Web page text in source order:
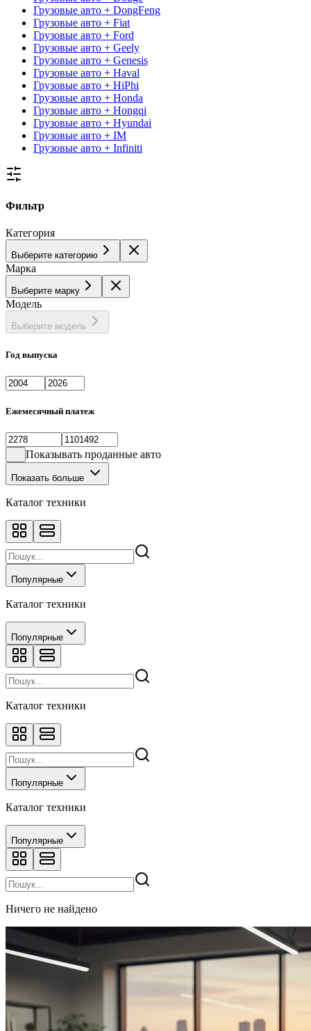
Грузовые авто + DongFeng
Грузовые авто + Fiat
Грузовые авто + Ford
Грузовые авто + Geely
Грузовые авто + Genesis
Грузовые авто + Haval
Грузовые авто + HiPhi
Грузовые авто + Honda
Грузовые авто + Hongqi
Грузовые авто + Hyundai
Грузовые авто + IM
Грузовые авто + Infiniti
Фильтр
Категория
Выберите категорию
Марка
Выберите марку
Модель
Выберите модель
Год выпуска
Ежемесячный платеж
Показывать проданные авто
Показать больше
Каталог техники
Популярные
Каталог техники
Популярные
Каталог техники
Популярные
Каталог техники
Популярные
Ничего не найдено